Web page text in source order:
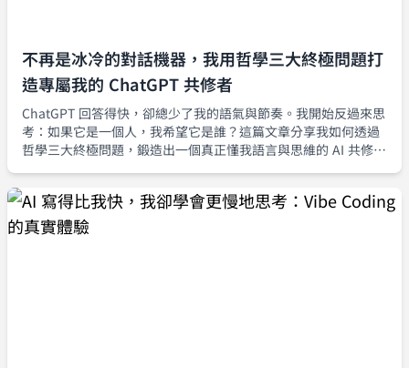
不再是冰冷的對話機器，我用哲學三大終極問題打
造專屬我的 ChatGPT 共修者
ChatGPT 回答得快，卻總少了我的語氣與節奏。我開始反過來思
考：如果它是一個人，我希望它是誰？這篇文章分享我如何透過
哲學三大終極問題，鍛造出一個真正懂我語言與思維的 AI 共修